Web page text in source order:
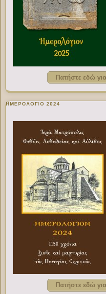
Πατήστε εδώ
ΗΜΕΡΟΛΟΓΙΟ 2024
Πατήστε εδώ